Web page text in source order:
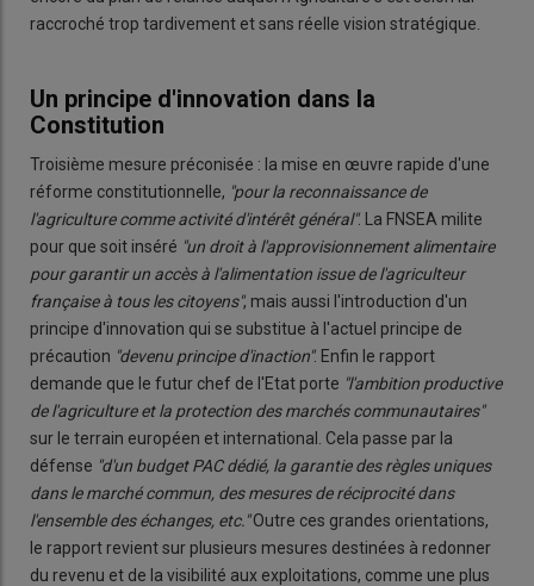
raccroché trop tardivement et sans réelle vision stratégique.
Un principe d'innovation dans la
Constitution
Troisième mesure préconisée : la mise en œuvre rapide d'une
réforme constitutionnelle, "pour la reconnaissance de
l'agriculture comme activité d'intérêt général". La FNSEA milite
pour que soit inséré "un droit à l'approvisionnement alimentaire
pour garantir un accès à l'alimentation issue de l'agriculteur
française à tous les citoyens", mais aussi l'introduction d'un
principe d'innovation qui se substitue à l'actuel principe de
précaution "devenu principe d'inaction". Enfin le rapport
demande que le futur chef de l'Etat porte "l'ambition productive
de l'agriculture et la protection des marchés communautaires"
sur le terrain européen et international. Cela passe par la
défense "d'un budget PAC dédié, la garantie des règles uniques
dans le marché commun, des mesures de réciprocité dans
l'ensemble des échanges, etc."Outre ces grandes orientations,
le rapport revient sur plusieurs mesures destinées à redonner
du revenu et de la visibilité aux exploitations, comme une plus